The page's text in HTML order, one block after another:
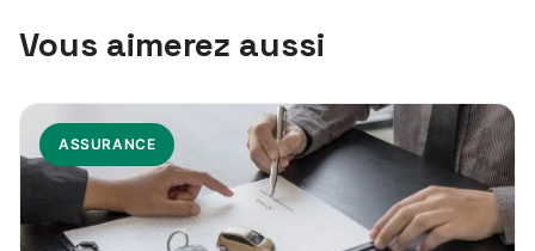
Vous aimerez aussi
ASSURANCE